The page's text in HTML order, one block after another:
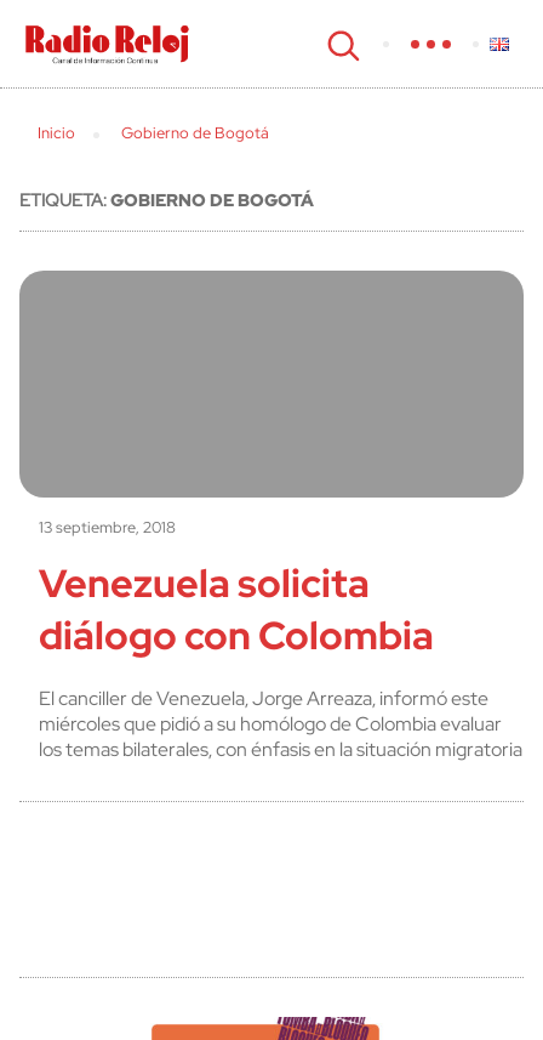
cerrar
Inicio Gobierno de Bogotá
ETIQUETA:GOBIERNO DE BOGOTÁ
13 septiembre, 2018
Venezuela solicita
diálogo con Colombia
El canciller de Venezuela, Jorge Arreaza, informó este
miércoles que pidió a su homólogo de Colombia evaluar
los temas bilaterales, con énfasis en la situación migratoria